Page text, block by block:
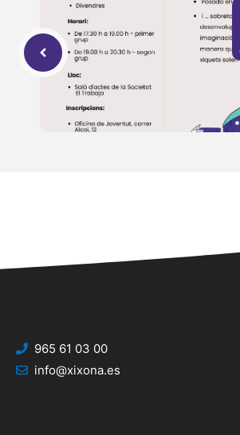
965 61 03 00
info@xixona.es